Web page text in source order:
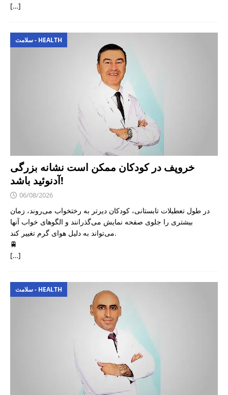
[…]
سلامت - HEALTH
خروپف در کودکان ممکن است نشانه بزرگی
آدنوئید باشد!
06/08/2026
در طول تعطیلات تابستانی، کودکان دیرتر به رختخواب می‌روند، زمان
بیشتری را جلوی صفحه نمایش می‌گذرانند و الگوهای خواب آنها
می‌تواند به دلیل هوای گرم تغییر کند.
🚆
[…]
سلامت - HEALTH